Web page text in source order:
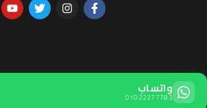
واتساب
01022277783